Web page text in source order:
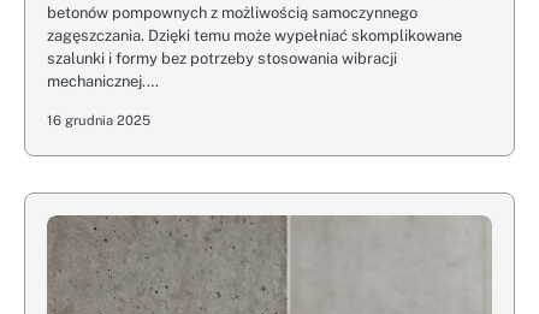
betonów pompownych z możliwością samoczynnego
zagęszczania. Dzięki temu może wypełniać skomplikowane
szalunki i formy bez potrzeby stosowania wibracji
mechanicznej.…
16 grudnia 2025